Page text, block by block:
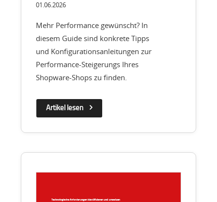
01.06.2026
Mehr Performance gewünscht? In
diesem Guide sind konkrete Tipps
und Konfigurationsanleitungen zur
Performance-Steigerungs Ihres
Shopware-Shops zu finden.
Artikel lesen